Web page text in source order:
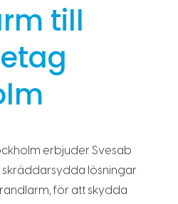
till
erbjuder Svesab
skräddarsydda lösningar
för att skydda